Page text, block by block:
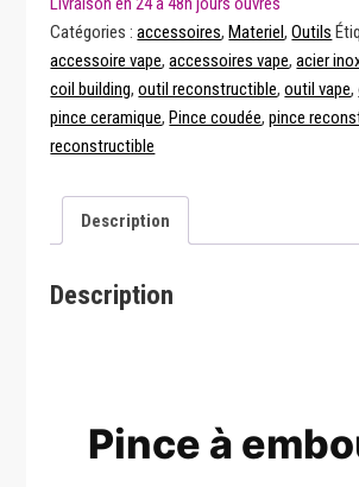
céramique
Catégories :accessoires,Materiel,Outils
accessoire vape,accessoires vape,acier
coil building,outil reconstructible,outil vape,
pince ceramique,Pince coudée,pince
reconstructible
Description
Description
Pince à